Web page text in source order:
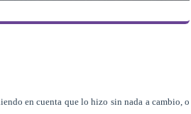
en cuenta que lo hizo sin nada a cambio, o